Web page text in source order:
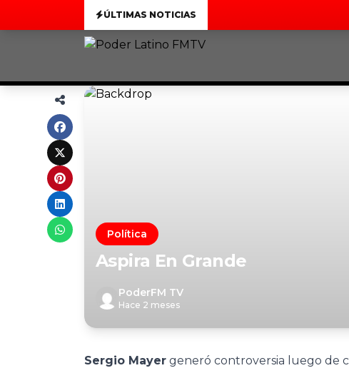
ÚLTIMAS NOTICIAS
Política
Aspira En Grande
PoderFM TV
Hace 2 meses
Sergio Mayer generó controversia luego de